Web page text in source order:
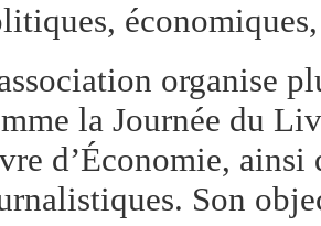
organise
la Journée du
d’Économie,
Son